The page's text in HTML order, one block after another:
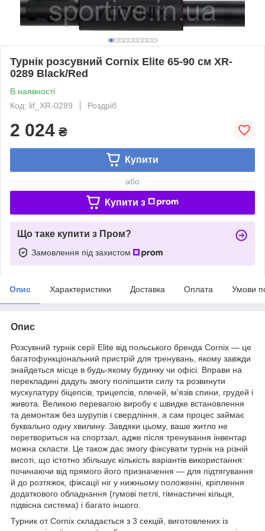
Турнік розсувний Cornix Elite 65-90 см XR-
0289 Black/Red
В наявності
Код: lif_XR-0289
Роздріб
2 024 ₴
Купити
або
Купити з
Що таке купити з Пром?
Замовлення під захистом
Опис Характеристики Доставка Оплата Умови
Опис
Розсувний турнік серії Elite від польського бренда Cornix — це
багатофункціональний пристрій для тренувань, якому завжди
знайдеться місце в будь-якому будинку чи офісі. Вправи на
перекладині дадуть змогу поліпшити силу та розвинути
мускулатуру біцепсів, трицепсів, плечей, м'язів спини, грудей і
живота. Великою перевагою виробу є швидке встановлення
та демонтаж без шурупів і свердління, а сам процес займає
буквально одну хвилину. Завдяки цьому, ваше житло не
перетвориться на спортзал, адже після тренування інвентар
можна скласти. Це також дає змогу фіксувати турнік на різній
висоті, що істотно збільшує кількість варіантів використання:
починаючи від прямого його призначення — для підтягування
й до розтяжок, фіксації ніг у нижньому положенні, кріплення
додаткового обладнання (гумові петлі, гімнастичні кільця,
підвісна система) і багато іншого.
Турник отCornix складається з 3 секцій, виготовлених із